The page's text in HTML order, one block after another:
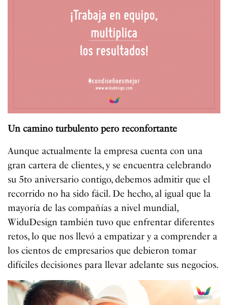
Un camino turbulento pero reconfortante
Aunque actualmente la empresa cuenta con una
gran cartera de clientes, y se encuentra celebrando
su 5to aniversario contigo, debemos admitir que el
recorrido no ha sido fácil. De hecho, al igual que la
mayoría de las compañías a nivel mundial,
WiduDesign también tuvo que enfrentar diferentes
retos, lo que nos llevó a empatizar y a comprender a
los cientos de empresarios que debieron tomar
difíciles decisiones para llevar adelante sus negocios.